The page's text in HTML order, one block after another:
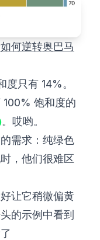
何逆转奥巴马
度只有 14%。
饱和度的
。哎哟。
需求：纯绿色
，他们很难区
让它稍微偏黄
的示例中看到